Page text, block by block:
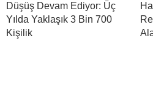
Düşüş Devam Ediyor: Üç
Yılda Yaklaşık 3 Bin 700
Kişilik